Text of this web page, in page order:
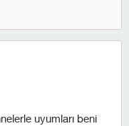
uyumları beni